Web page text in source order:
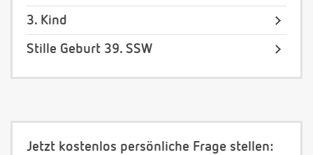
3. Kind
Stille Geburt 39. SSW
Jetzt kostenlos persönliche Frage stellen: